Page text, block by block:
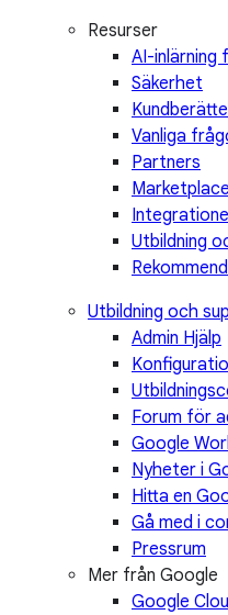
Resurser
AI-
Säkerhet
Vanliga
Partners
Marketplace
Utbildning
Utbildning och
Admin Hjälp
Forum för
Google
Nyheter i
Hitta en
Gå med i
Pressrum
Mer från Google
Google